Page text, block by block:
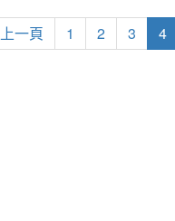
上一頁 1 2 3 4